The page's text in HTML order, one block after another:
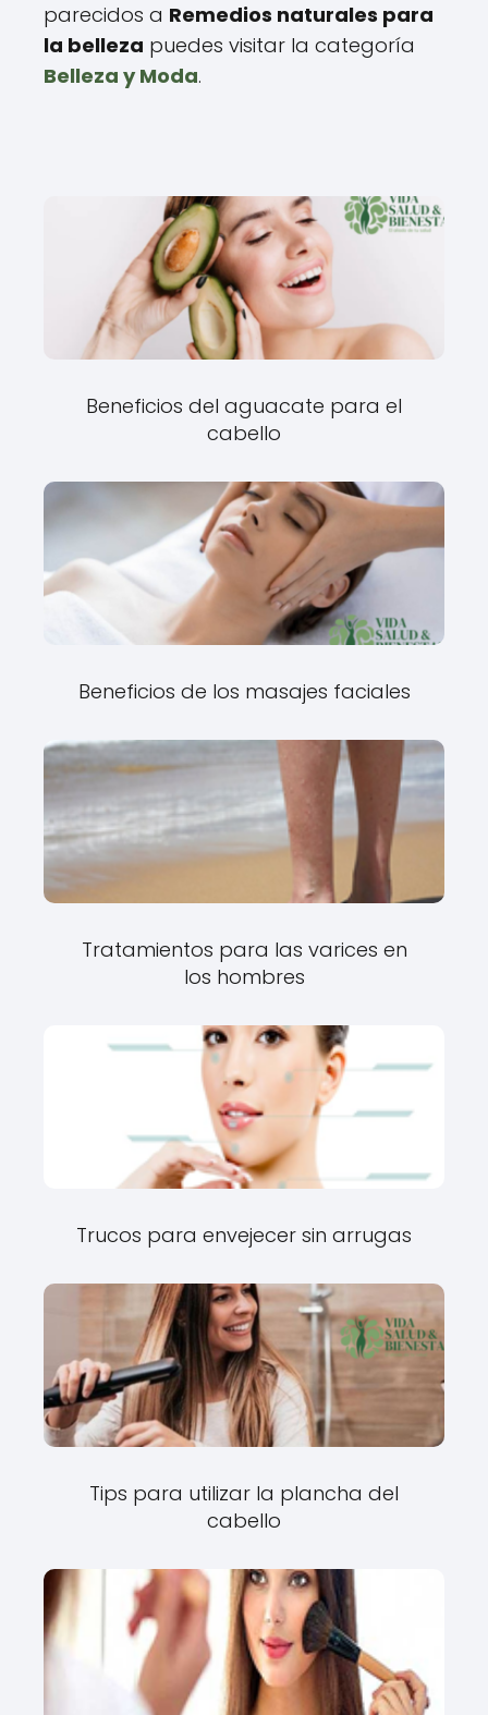
parecidos a Remedios naturales para
la belleza puedes visitar la categoría
Belleza y Moda.
Beneficios del aguacate para el
cabello
Beneficios de los masajes faciales
Tratamientos para las varices en
los hombres
Trucos para envejecer sin arrugas
Tips para utilizar la plancha del
cabello